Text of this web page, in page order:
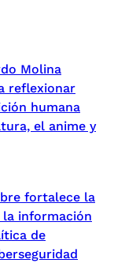
Molina
reflexionar
humana
el anime y
fortalece la
información
de